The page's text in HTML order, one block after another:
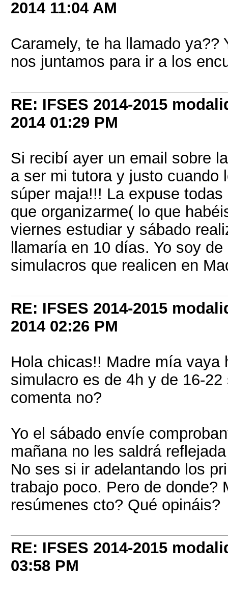
2014 11:04 AM
Caramely, te ha llamado ya??
nos juntamos para ir a los
RE: IFSES 2014-2015
2014 01:29 PM
Si recibí ayer un email sobre
a ser mi tutora y justo cuando
súper maja!!! La expuse
que organizarme( lo que
viernes estudiar y sábado
llamaría en 10 días. Yo soy
simulacros que realicen en
RE: IFSES 2014-2015
2014 02:26 PM
Hola chicas!! Madre mía vaya
simulacro es de 4h y de 16-
comenta no?
Yo el sábado envíe
mañana no les saldrá
No ses si ir adelantando los
trabajo poco. Pero de donde?
resúmenes cto? Qué opináis?
RE: IFSES 2014-2015
03:58 PM